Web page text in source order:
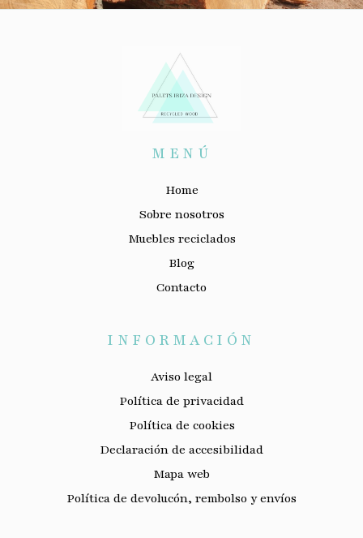
MENÚ
Home
Sobre nosotros
Muebles reciclados
Blog
Contacto
INFORMACIÓN
Aviso legal
Política de privacidad
Política de cookies
Declaración de accesibilidad
Mapa web
Política de devolucón, rembolso y envíos